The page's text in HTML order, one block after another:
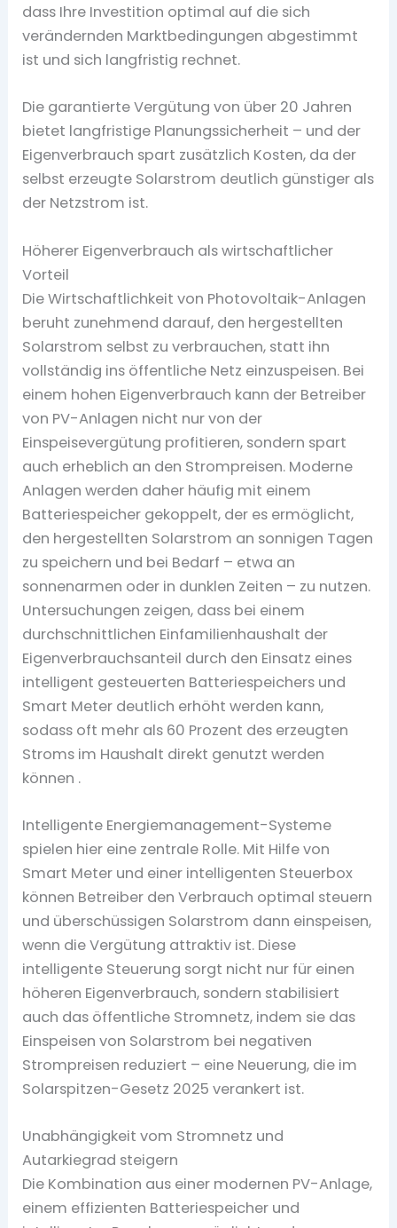
dass Ihre Investition optimal auf die sich
verändernden Marktbedingungen abgestimmt
ist und sich langfristig rechnet.
Die garantierte Vergütung von über 20 Jahren
bietet langfristige Planungssicherheit – und der
Eigenverbrauch spart zusätzlich Kosten, da der
selbst erzeugte Solarstrom deutlich günstiger als
der Netzstrom ist.
Höherer Eigenverbrauch als wirtschaftlicher
Vorteil
Die Wirtschaftlichkeit von Photovoltaik-Anlagen
beruht zunehmend darauf, den hergestellten
Solarstrom selbst zu verbrauchen, statt ihn
vollständig ins öffentliche Netz einzuspeisen. Bei
einem hohen Eigenverbrauch kann der Betreiber
von PV-Anlagen nicht nur von der
Einspeisevergütung profitieren, sondern spart
auch erheblich an den Strompreisen. Moderne
Anlagen werden daher häufig mit einem
Batteriespeicher gekoppelt, der es ermöglicht,
den hergestellten Solarstrom an sonnigen Tagen
zu speichern und bei Bedarf – etwa an
sonnenarmen oder in dunklen Zeiten – zu nutzen.
Untersuchungen zeigen, dass bei einem
durchschnittlichen Einfamilienhaushalt der
Eigenverbrauchsanteil durch den Einsatz eines
intelligent gesteuerten Batteriespeichers und
Smart Meter deutlich erhöht werden kann,
sodass oft mehr als 60 Prozent des erzeugten
Stroms im Haushalt direkt genutzt werden
können .
Intelligente Energiemanagement-Systeme
spielen hier eine zentrale Rolle. Mit Hilfe von
Smart Meter und einer intelligenten Steuerbox
können Betreiber den Verbrauch optimal steuern
und überschüssigen Solarstrom dann einspeisen,
wenn die Vergütung attraktiv ist. Diese
intelligente Steuerung sorgt nicht nur für einen
höheren Eigenverbrauch, sondern stabilisiert
auch das öffentliche Stromnetz, indem sie das
Einspeisen von Solarstrom bei negativen
Strompreisen reduziert – eine Neuerung, die im
Solarspitzen-Gesetz 2025 verankert ist.
Unabhängigkeit vom Stromnetz und
Autarkiegrad steigern
Die Kombination aus einer modernen PV-Anlage,
einem effizienten Batteriespeicher und